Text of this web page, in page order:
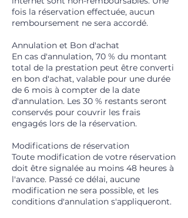
fois la réservation effectuée, aucun
remboursement ne sera accordé.
Annulation et Bon d'achat
En cas d'annulation, 70 % du montant
total de la prestation peut être converti
en bon d'achat, valable pour une durée
de 6 mois à compter de la date
d'annulation. Les 30 % restants seront
conservés pour couvrir les frais
engagés lors de la réservation.
Modifications de réservation
Toute modification de votre réservation
doit être signalée au moins 48 heures à
l'avance. Passé ce délai, aucune
modification ne sera possible, et les
conditions d'annulation s'appliqueront.